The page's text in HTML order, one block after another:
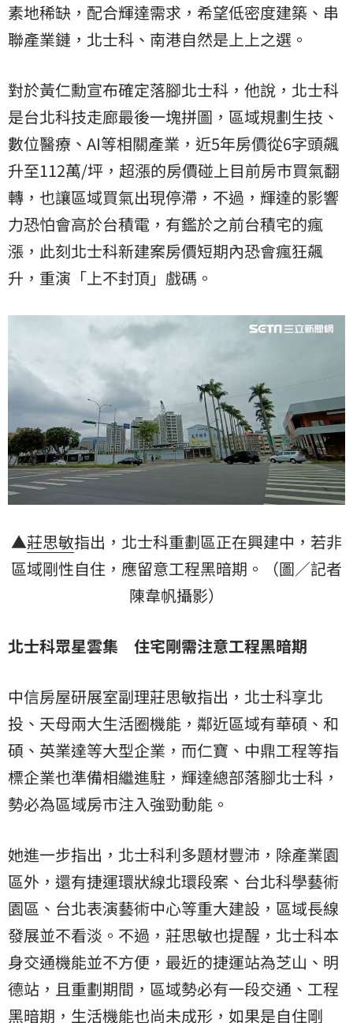
素地稀缺，配合輝達需求，希望低密度建築、串
聯產業鏈，北士科、南港自然是上上之選。
對於黃仁勳宣布確定落腳北士科，他說，北士科
是台北科技走廊最後一塊拼圖，區域規劃生技、
數位醫療、AI等相關產業，近5年房價從6字頭飆
升至112萬/坪，超漲的房價碰上目前房市買氣翻
轉，也讓區域買氣出現停滯，不過，輝達的影響
力恐怕會高於台積電，有鑑於之前台積宅的瘋
漲，此刻北士科新建案房價短期內恐會瘋狂飆
升，重演「上不封頂」戲碼。
▲莊思敏指出，北士科重劃區正在興建中，若非
區域剛性自住，應留意工程黑暗期。（圖／記者
陳韋帆攝影）
北士科眾星雲集 住宅剛需注意工程黑暗期
中信房屋研展室副理莊思敏指出，北士科享北
投、天母兩大生活圈機能，鄰近區域有華碩、和
碩、英業達等大型企業，而仁寶、中鼎工程等指
標企業也準備相繼進駐，輝達總部落腳北士科，
勢必為區域房市注入強勁動能。
她進一步指出，北士科利多題材豐沛，除產業園
區外，還有捷運環狀線北環段案、台北科學藝術
園區、台北表演藝術中心等重大建設，區域長線
發展並不看淡。不過，莊思敏也提醒，北士科本
身交通機能並不方便，最近的捷運站為芝山、明
德站，且重劃期間，區域勢必有一段交通、工程
黑暗期，生活機能也尚未成形，如果是自住剛